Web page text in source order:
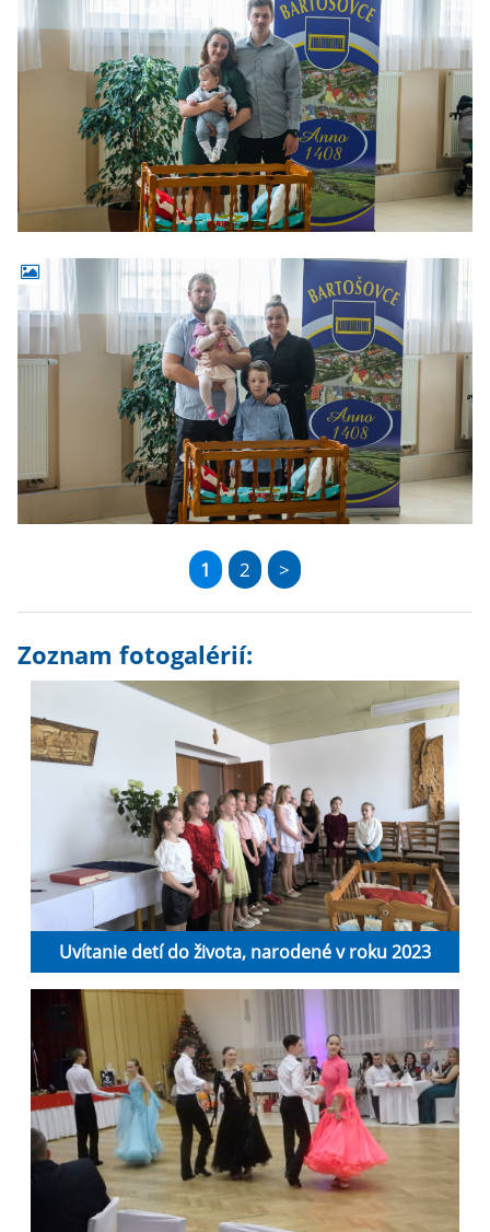
1 2 >
Zoznam fotogalérií:
Uvítanie detí do života, narodené v roku 2023